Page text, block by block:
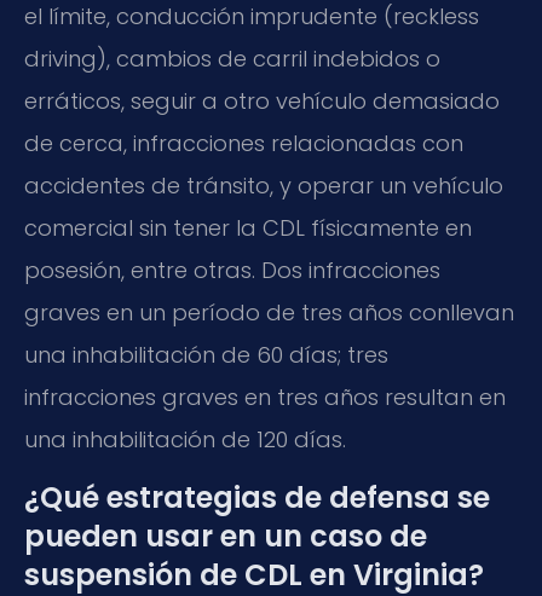
el límite, conducción imprudente (reckless
driving), cambios de carril indebidos o
erráticos, seguir a otro vehículo demasiado
de cerca, infracciones relacionadas con
accidentes de tránsito, y operar un vehículo
comercial sin tener la CDL físicamente en
posesión, entre otras. Dos infracciones
graves en un período de tres años conllevan
una inhabilitación de 60 días; tres
infracciones graves en tres años resultan en
una inhabilitación de 120 días.
¿Qué estrategias de defensa se
pueden usar en un caso de
suspensión de CDL en Virginia?